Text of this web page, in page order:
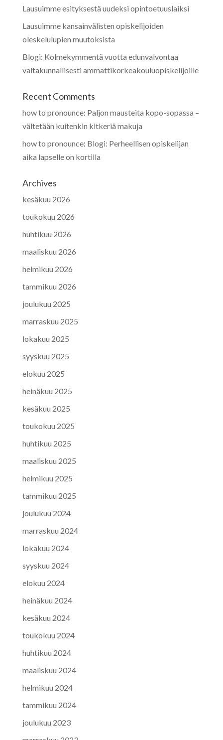
Lausuimme esityksestä uudeksi opintoetuuslaiksi
Lausuimme kansainvälisten opiskelijoiden
oleskelulupien muutoksista
Blogi: Kolmekymmentä vuotta edunvalvontaa
valtakunnallisesti ammattikorkeakouluopiskelijoille
Recent Comments
how to pronounce: Paljon mausteita kopo-sopassa –
vältetään kuitenkin kitkeriä makuja
how to pronounce: Blogi: Perheellisen opiskelijan
aika lapselle on kortilla
Archives
kesäkuu 2026
toukokuu 2026
huhtikuu 2026
maaliskuu 2026
helmikuu 2026
tammikuu 2026
joulukuu 2025
marraskuu 2025
lokakuu 2025
syyskuu 2025
elokuu 2025
heinäkuu 2025
kesäkuu 2025
toukokuu 2025
huhtikuu 2025
maaliskuu 2025
helmikuu 2025
tammikuu 2025
joulukuu 2024
marraskuu 2024
lokakuu 2024
syyskuu 2024
elokuu 2024
heinäkuu 2024
kesäkuu 2024
toukokuu 2024
huhtikuu 2024
maaliskuu 2024
helmikuu 2024
tammikuu 2024
joulukuu 2023